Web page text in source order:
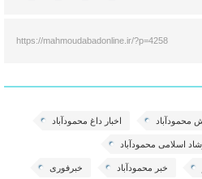
https://mahmoudabadonline.ir/?p=4258
محمودآباد اخبار داغ محمودآباد
اسلامی محمودآباد
خبر محمودآباد خبرفوری